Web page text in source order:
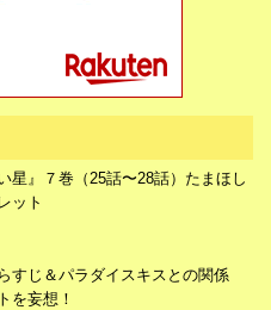
星』７巻（25話〜28話）たまほし
ット
すじ＆パラダイスキスとの関係
を妄想！